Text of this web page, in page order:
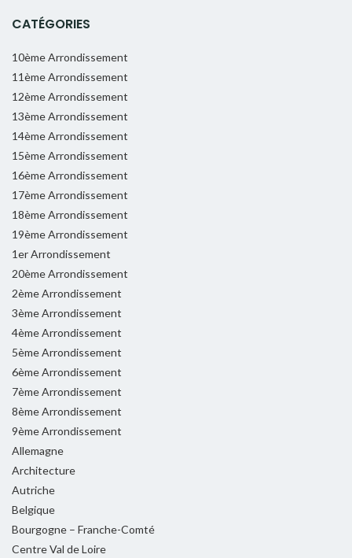
CATÉGORIES
10ème Arrondissement
11ème Arrondissement
12ème Arrondissement
13ème Arrondissement
14ème Arrondissement
15ème Arrondissement
16ème Arrondissement
17ème Arrondissement
18ème Arrondissement
19ème Arrondissement
1er Arrondissement
20ème Arrondissement
2ème Arrondissement
3ème Arrondissement
4ème Arrondissement
5ème Arrondissement
6ème Arrondissement
7ème Arrondissement
8ème Arrondissement
9ème Arrondissement
Allemagne
Architecture
Autriche
Belgique
Bourgogne – Franche-Comté
Centre Val de Loire